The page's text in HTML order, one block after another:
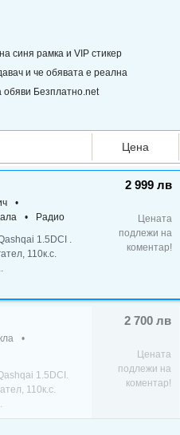
синя рамка и VIP стикер
и че обявата е реална
обяви Безплатно.net
Цена
•
•
Радио
1.5DCI .
110к.с.
2 999 лв
Цената
подлежи на
коментар!
•
1.5DCI.
110к.с.
2 700 лв
Цената
подлежи на
коментар!